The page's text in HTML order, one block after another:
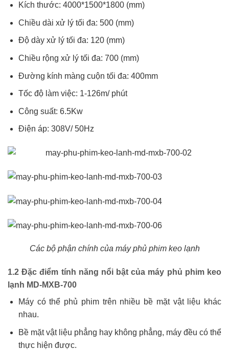
Kích thước: 4000*1500*1800 (mm)
Chiều dài xử lý tối đa: 500 (mm)
Độ dày xử lý tối đa: 120 (mm)
Chiều rộng xử lý tối đa: 700 (mm)
Đường kính màng cuộn tối đa: 400mm
Tốc độ làm việc: 1-126m/ phút
Công suất: 6.5Kw
Điện áp: 308V/ 50Hz
Các bộ phận chính của máy phủ phim keo lạnh
1.2 Đặc điểm tính năng nổi bật của máy phủ phim keo
lạnh MD-MXB-700
Máy có thể phủ phim trên nhiều bề mặt vật liệu khác
nhau.
Bề mặt vật liệu phẳng hay không phẳng, máy đều có thể
thực hiện được.